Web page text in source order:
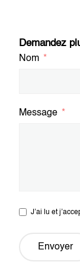
Demandez
Nom
Message
J’ai lu et
Envoyer